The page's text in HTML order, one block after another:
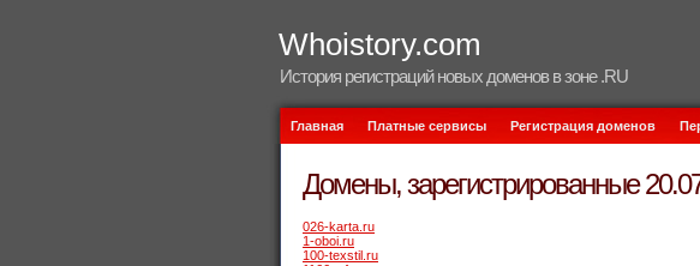
Whoistory.com
История регистраций новых доменов в зоне .RU
Главная Платные сервисы Регистрация доменов
Домены, зарегистрированные
026-karta.ru
1-oboi.ru
100-texstil.ru